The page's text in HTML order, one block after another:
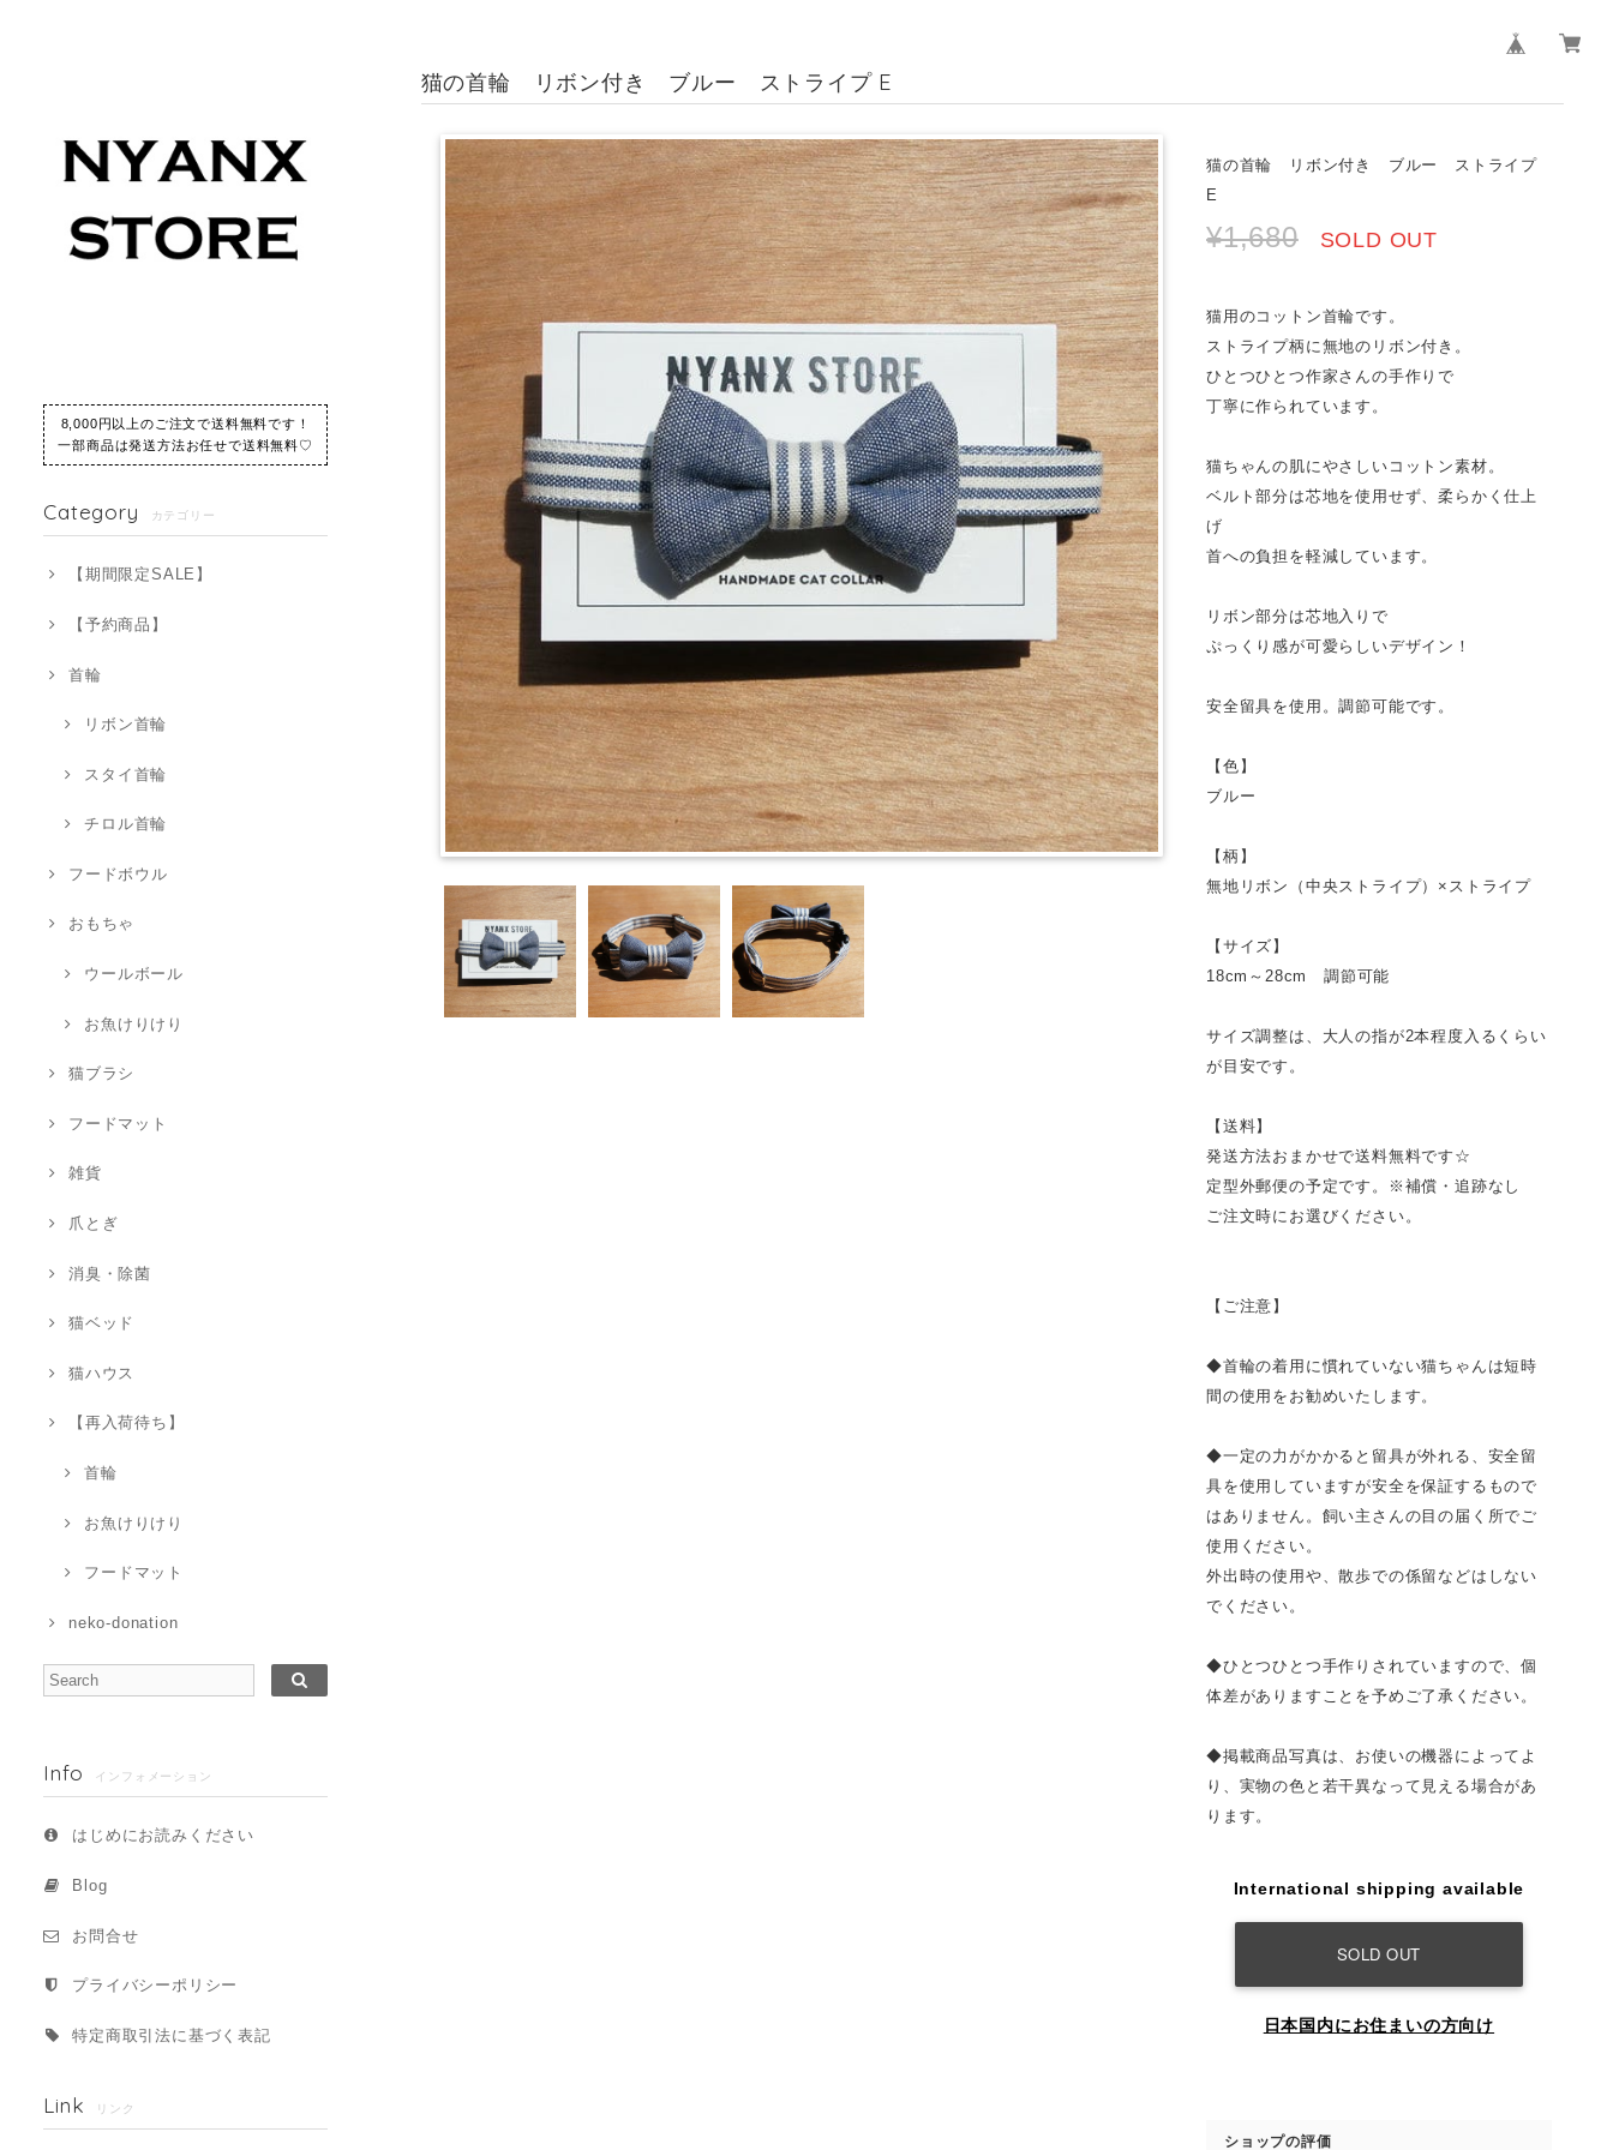
8,000円以上のご注文で送料無料です！
一部商品は発送方法お任せで送料無料♡
Category カテゴリー
【期間限定SALE】
【予約商品】
首輪
リボン首輪
スタイ首輪
チロル首輪
フードボウル
おもちゃ
ウールボール
お魚けりけり
猫ブラシ
フードマット
雑貨
爪とぎ
消臭・除菌
猫ベッド
猫ハウス
【再入荷待ち】
首輪
お魚けりけり
フードマット
neko-donation
Info インフォメーション
はじめにお読みください
Blog
お問合せ
プライバシーポリシー
特定商取引法に基づく表記
Link リンク
猫の首輪 リボン付き ブルー ストライプ E
猫の首輪 リボン付き ブルー ストライプ
E
¥1,680 SOLD OUT
猫用のコットン首輪です。
ストライプ柄に無地のリボン付き。
ひとつひとつ作家さんの手作りで
丁寧に作られています。
猫ちゃんの肌にやさしいコットン素材。
ベルト部分は芯地を使用せず、柔らかく仕上
げ
首への負担を軽減しています。
リボン部分は芯地入りで
ぷっくり感が可愛らしいデザイン！
安全留具を使用。調節可能です。
【色】
ブルー
【柄】
無地リボン（中央ストライプ）×ストライプ
【サイズ】
18cm～28cm 調節可能
サイズ調整は、大人の指が2本程度入るくらい
が目安です。
【送料】
発送方法おまかせで送料無料です☆
定型外郵便の予定です。※補償・追跡なし
ご注文時にお選びください。
【ご注意】
◆首輪の着用に慣れていない猫ちゃんは短時
間の使用をお勧めいたします。
◆一定の力がかかると留具が外れる、安全留
具を使用していますが安全を保証するもので
はありません。飼い主さんの目の届く所でご
使用ください。
外出時の使用や、散歩での係留などはしない
でください。
◆ひとつひとつ手作りされていますので、個
体差がありますことを予めご了承ください。
◆掲載商品写真は、お使いの機器によってよ
り、実物の色と若干異なって見える場合があ
ります。
International shipping available
SOLD OUT
日本国内にお住まいの方向け
ショップの評価